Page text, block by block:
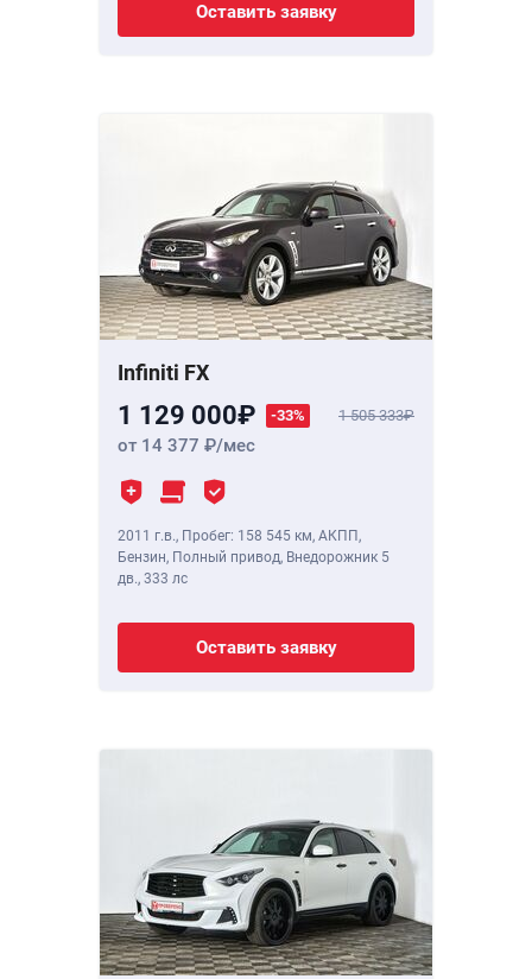
Оставить заявку
Infiniti FX
1 129 000 -33% 1 505 333
от 14 377 /мес
2011 г.в., Пробег: 158 545 км, АКПП,
Бензин, Полный привод, Внедорожник 5
дв., 333 лс
Оставить заявку